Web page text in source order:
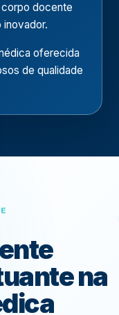
docente
oferecida
de qualidade
na